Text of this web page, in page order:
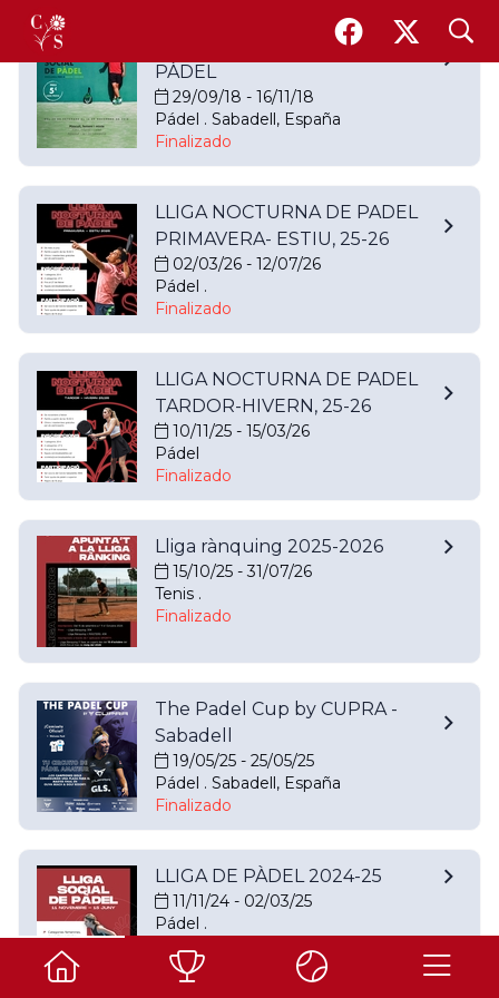
search
CAMPIONAT SOCIAL DE
PÀDEL
29/09/18 - 16/11/18
Pádel . Sabadell, España
Finalizado
LLIGA NOCTURNA DE PADEL
PRIMAVERA- ESTIU, 25-26
02/03/26 - 12/07/26
Pádel .
Finalizado
LLIGA NOCTURNA DE PADEL
TARDOR-HIVERN, 25-26
10/11/25 - 15/03/26
Pádel
Finalizado
Lliga rànquing 2025-2026
15/10/25 - 31/07/26
Tenis .
Finalizado
The Padel Cup by CUPRA -
Sabadell
19/05/25 - 25/05/25
Pádel . Sabadell, España
Finalizado
LLIGA DE PÀDEL 2024-25
11/11/24 - 02/03/25
Pádel .
Finalizado